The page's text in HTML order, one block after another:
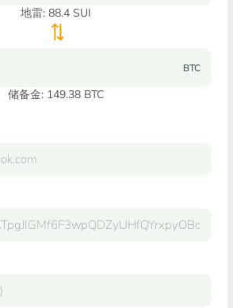
地雷: 88.4SUI
BTC
储备金: 149.38 BTC